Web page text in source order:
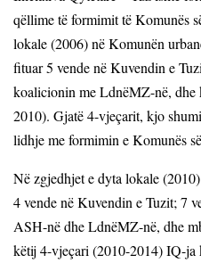
qëllime të formimit të Komunës
lokale (2006) në Komunën
fituar 5 vende në Kuvendin e
koalicionin me LdnëMZ-në, dhe
2010). Gjatë 4-vjeçarit, kjo
lidhje me formimin e Komunës
Në zgjedhjet e dyta lokale
4 vende në Kuvendin e Tuzit; 7
ASH-në dhe LdnëMZ-në, dhe
këtij 4-vjeçari (2010-2014) IQ-ja